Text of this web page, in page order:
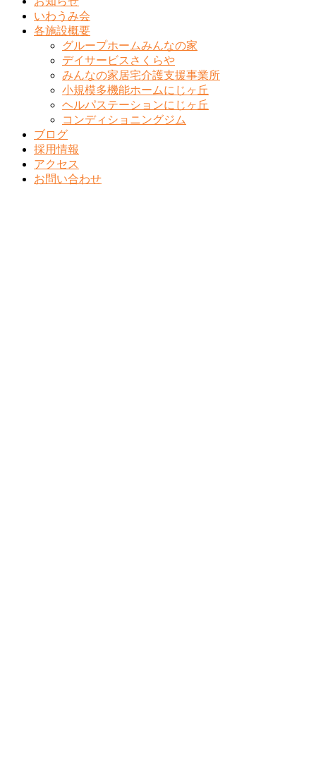
いわうみ会
各施設概要
グループホームみんなの家
デイサービスさくらや
みんなの家居宅介護支援事業所
小規模多機能ホームにじヶ丘
ヘルパステーションにじヶ丘
コンディショニングジム
ブログ
採用情報
アクセス
お問い合わせ